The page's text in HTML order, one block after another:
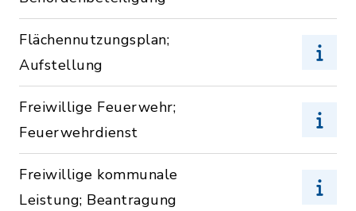
Flächennutzungsplan;
Aufstellung
Freiwillige Feuerwehr;
Feuerwehrdienst
Freiwillige kommunale
Leistung; Beantragung